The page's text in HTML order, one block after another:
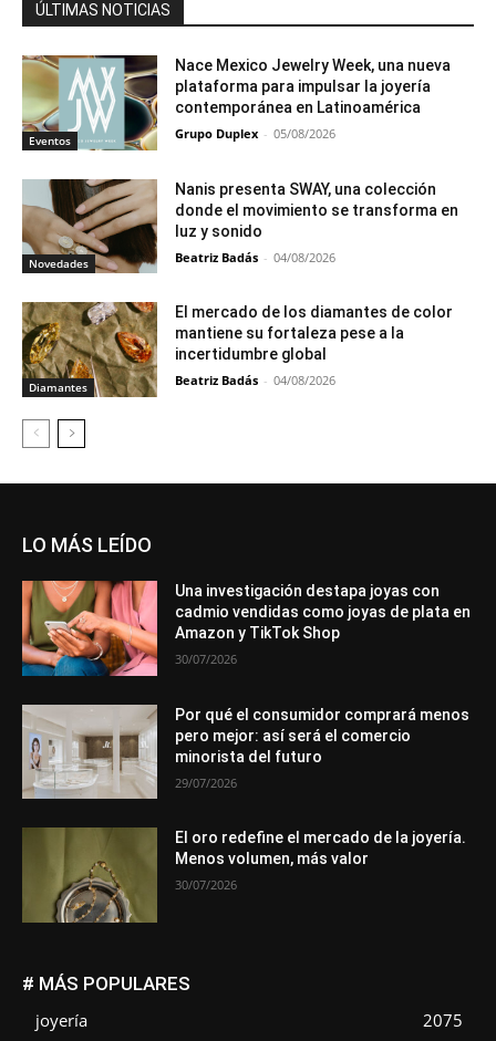
ÚLTIMAS NOTICIAS
Eventos
Nace Mexico Jewelry Week, una nueva
plataforma para impulsar la joyería
contemporánea en Latinoamérica
Grupo Duplex - 05/08/2026
Novedades
Nanis presenta SWAY, una colección
donde el movimiento se transforma en
luz y sonido
Beatriz Badás - 04/08/2026
Diamantes
El mercado de los diamantes de color
mantiene su fortaleza pese a la
incertidumbre global
Beatriz Badás - 04/08/2026
LO MÁS LEÍDO
Una investigación destapa joyas con
cadmio vendidas como joyas de plata en
Amazon y TikTok Shop
30/07/2026
Por qué el consumidor comprará menos
pero mejor: así será el comercio
minorista del futuro
29/07/2026
El oro redefine el mercado de la joyería.
Menos volumen, más valor
30/07/2026
# MÁS POPULARES
joyería
2075